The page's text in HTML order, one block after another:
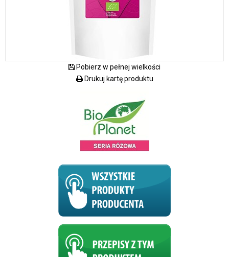
Pobierz w pełnej wielkości
Drukuj kartę produktu